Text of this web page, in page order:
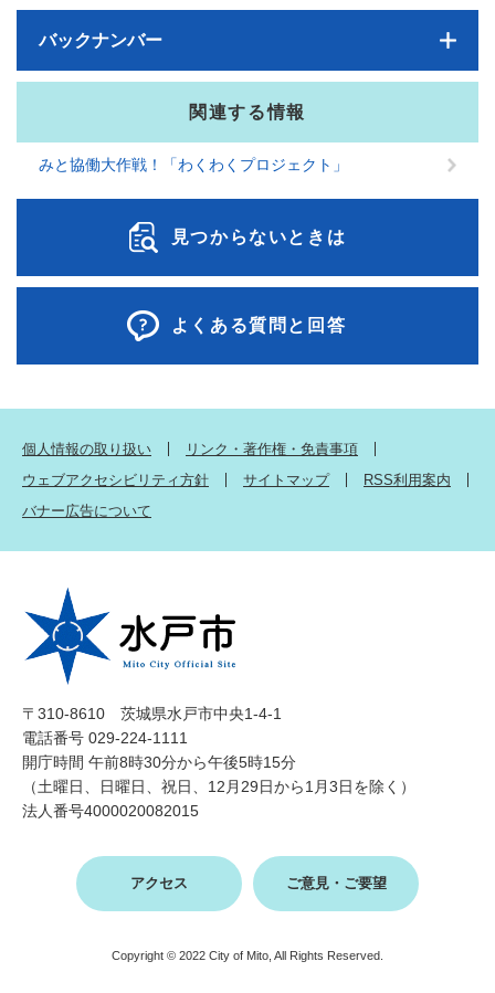
バックナンバー
関連する情報
みと協働大作戦！「わくわくプロジェクト」
見つからないときは
よくある質問と回答
個人情報の取り扱い
リンク・著作権・免責事項
ウェブアクセシビリティ方針
サイトマップ
RSS利用案内
バナー広告について
〒310-8610 茨城県水戸市中央1-4-1
電話番号 029-224-1111
開庁時間 午前8時30分から午後5時15分
（土曜日、日曜日、祝日、12月29日から1月3日を除く）
法人番号4000020082015
アクセス ご意見・ご要望
Copyright © 2022 City of Mito, All Rights Reserved.